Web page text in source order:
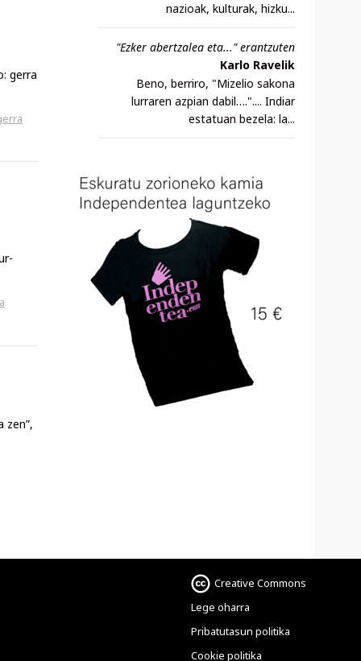
gerra
zen”,
nazioak, kulturak, hizku...
"Ezker abertzalea eta..." erantzuten
Karlo Ravelik
Beno, berriro, "Mizelio sakona
lurraren azpian dabil….".... Indiar
estatuan bezela: la...
Creative Commons
Lege oharra
Pribatutasun politika
Cookie politika